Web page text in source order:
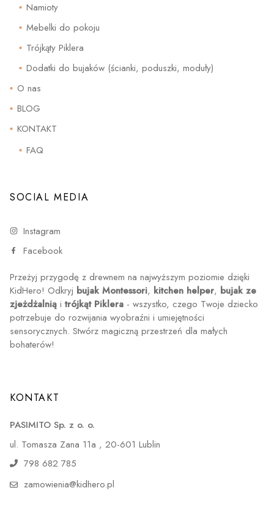
Namioty
Mebelki do pokoju
Trójkąty Piklera
Dodatki do bujaków (ścianki, poduszki, moduły)
O nas
BLOG
KONTAKT
FAQ
SOCIAL MEDIA
Instagram
Facebook
Przeżyj przygodę z drewnem na najwyższym poziomie dzięki
KidHero! Odkryj bujak Montessori, kitchen helper, bujak ze
zjeżdżalnią i trójkąt Piklera - wszystko, czego Twoje dziecko
potrzebuje do rozwijania wyobraźni i umiejętności
sensorycznych. Stwórz magiczną przestrzeń dla małych
bohaterów!
KONTAKT
PASIMITO Sp. z o. o.
ul. Tomasza Zana 11a , 20-601 Lublin
798 682 785
zamowienia@kidhero.pl